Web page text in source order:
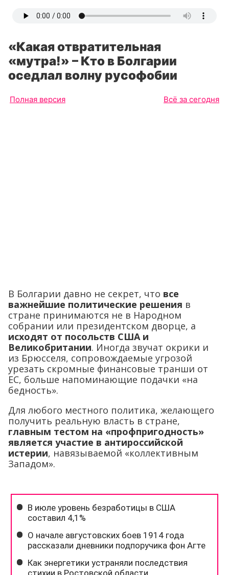
«Какая отвратительная
«мутра!» – Кто в Болгарии
оседлал волну русофобии
Полная версия Всё за сегодня
В Болгарии давно не секрет, что все
важнейшие политические решения в
стране принимаются не в Народном
собрании или президентском дворце, а
исходят от посольств США и
Великобритании. Иногда звучат окрики и
из Брюсселя, сопровождаемые угрозой
урезать скромные финансовые транши от
ЕС, больше напоминающие подачки «на
бедность».
Для любого местного политика, желающего
получить реальную власть в стране,
главным тестом на «профпригодность»
является участие в антироссийской
истерии, навязываемой «коллективным
Западом».